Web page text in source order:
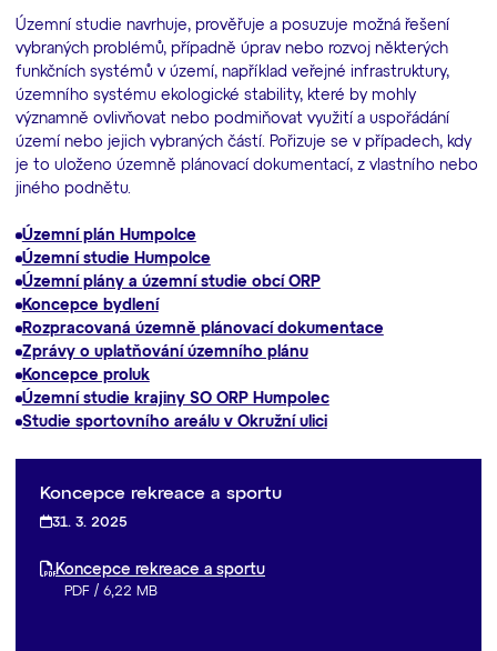
Územní studie navrhuje, prověřuje a posuzuje možná řešení
vybraných problémů, případně úprav nebo rozvoj některých
funkčních systémů v území, například veřejné infrastruktury,
územního systému ekologické stability, které by mohly
významně ovlivňovat nebo podmiňovat využití a uspořádání
území nebo jejich vybraných částí. Pořizuje se v případech, kdy
je to uloženo územně plánovací dokumentací, z vlastního nebo
jiného podnětu.
Územní plán Humpolce
Územní studie Humpolce
Územní plány a územní studie obcí ORP
Koncepce bydlení
Rozpracovaná územně plánovací dokumentace
Zprávy o uplatňování územního plánu
Koncepce proluk
Územní studie krajiny SO ORP Humpolec
Studie sportovního areálu v Okružní ulici
Koncepce rekreace a sportu
31. 3. 2025
Koncepce rekreace a sportu
PDF / 6,22 MB